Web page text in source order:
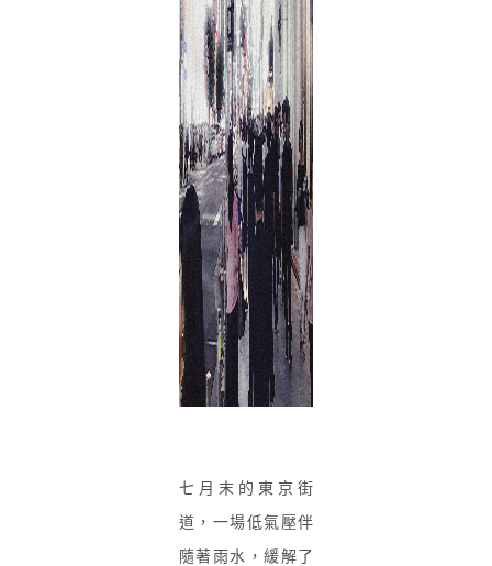
七月末的東京街
道，一場低氣壓伴
隨著雨水，緩解了